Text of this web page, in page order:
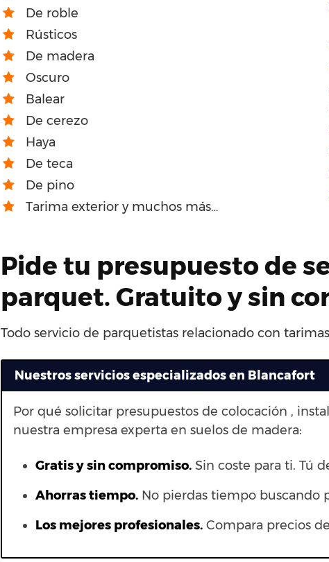
De roble
Rústicos
De madera
Oscuro
Balear
De cerezo
Haya
De teca
De pino
Tarima exterior y muchos más…
Pide tu presupuesto de
parquet. Gratuito y sin
Todo servicio de parquetistas relacionado con
Nuestros servicios especializados en Blancafort
Por qué solicitar presupuestos de colocación ,
nuestra empresa experta en suelos de madera:
Gratis y sin compromiso. Sin coste para ti. Tú
Ahorras tiempo. No pierdas tiempo buscando
Los mejores profesionales. Compara precios